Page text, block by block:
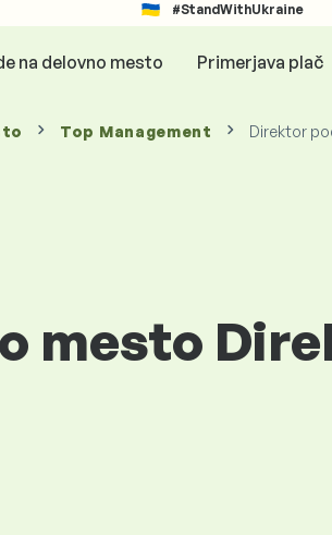
#StandWithUkraine
na delovno mesto Primerjava plač
Top Management Direktor
mesto